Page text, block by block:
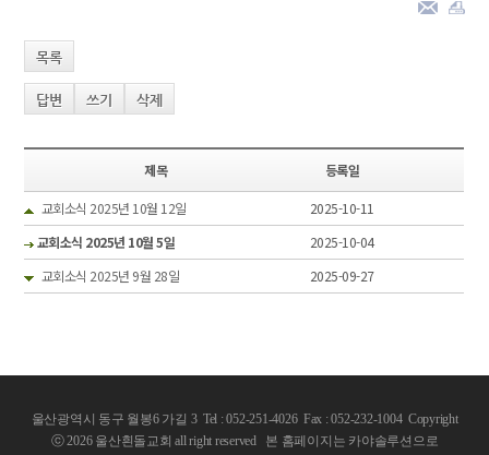
목록
답변 쓰기 삭제
제목 등록일
교회소식 2025년 10월 12일
2025-10-11
교회소식 2025년 10월 5일
2025-10-04
교회소식 2025년 9월 28일
2025-09-27
울산광역시 동구 월봉6 가길 3 Tel : 052-251-4026 Fax : 052-232-1004 Copyright
ⓒ 2026 울산흰돌교회 all right reserved 본 홈페이지는 카야솔루션으로